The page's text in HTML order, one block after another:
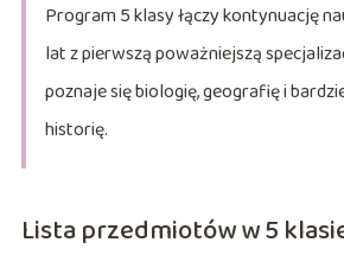
Program 5 klasy łączy kontynuację
lat z pierwszą poważniejszą
poznaje się biologię, geografię i
historię.
Lista przedmiotów w 5